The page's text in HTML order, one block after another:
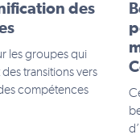
des
les groupes qui
transitions vers
compétences